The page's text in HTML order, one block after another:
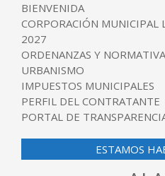
BIENVENIDA
CORPORACIÓN MUNICIPAL
2027
ORDENANZAS Y
URBANISMO
IMPUESTOS MUNICIPALES
PERFIL DEL CONTRATANTE
PORTAL DE
ESTAMOS